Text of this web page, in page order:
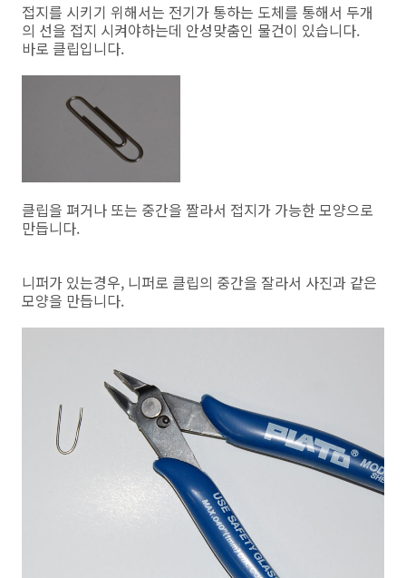
접지를 시키기 위해서는 전기가 통하는 도체를 통해서 두개
의 선을 접지 시켜야하는데 안성맞춤인 물건이 있습니다.
바로 클립입니다.
클립을 펴거나 또는 중간을 짤라서 접지가 가능한 모양으로
만듭니다.
니퍼가 있는경우, 니퍼로 클립의 중간을 잘라서 사진과 같은
모양을 만듭니다.